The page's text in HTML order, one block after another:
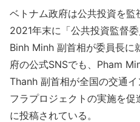
ベトナム政府は公共投資を監
2021年末に「公共投資監督
Binh Minh 副首相が委員長に
府の公式SNSでも、Pham
Thanh 副首相が全国の交通
フラプロジェクトの実施を
に投稿されている。